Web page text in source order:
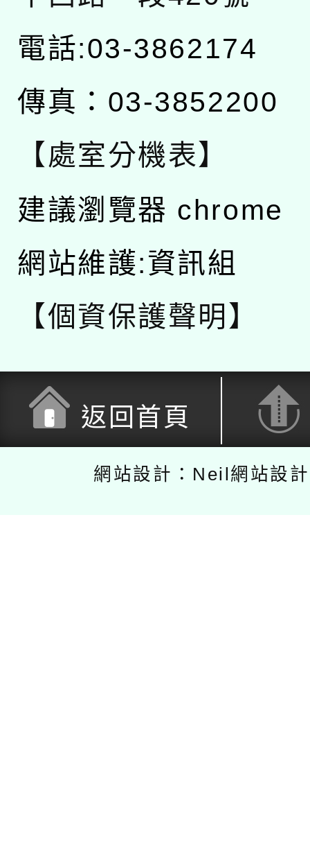
電話:03-3862174
傳真：03-3852200
【處室分機表】
建議瀏覽器 chrome
網站維護:資訊組
【個資保護聲明】
返回首頁
網站設計：Neil網站設